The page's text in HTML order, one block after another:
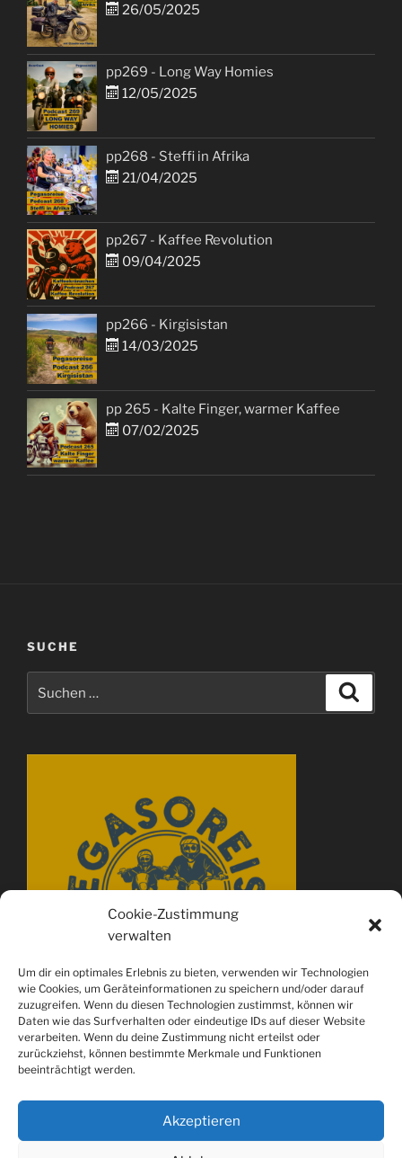
Cookie-Zustimmung
verwalten
Um dir ein optimales Erlebnis zu bieten, verwenden wir Technologien
wie Cookies, um Geräteinformationen zu speichern und/oder darauf
zuzugreifen. Wenn du diesen Technologien zustimmst, können wir
Daten wie das Surfverhalten oder eindeutige IDs auf dieser Website
verarbeiten. Wenn du deine Zustimmung nicht erteilst oder
zurückziehst, können bestimmte Merkmale und Funktionen
beeinträchtigt werden.
Akzeptieren
26/05/2025
pp269 - Long Way Homies
12/05/2025
pp268 - Steffi in Afrika
21/04/2025
pp267 - Kaffee Revolution
09/04/2025
pp266 - Kirgisistan
14/03/2025
pp 265 - Kalte Finger, warmer Kaffee
07/02/2025
SUCHE
nach: